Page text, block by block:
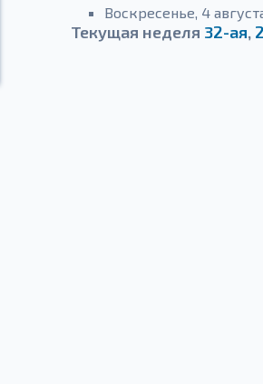
Воскресенье, 4
Текущая неделя 32-ая,